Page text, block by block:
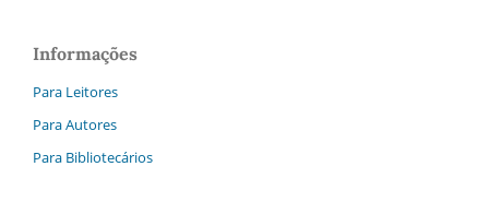
Informações
Para Leitores
Para Autores
Para Bibliotecários